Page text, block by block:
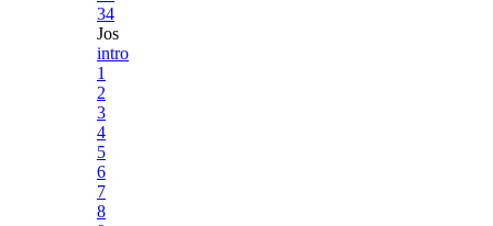
34
Jos
intro
1
2
3
4
5
6
7
8